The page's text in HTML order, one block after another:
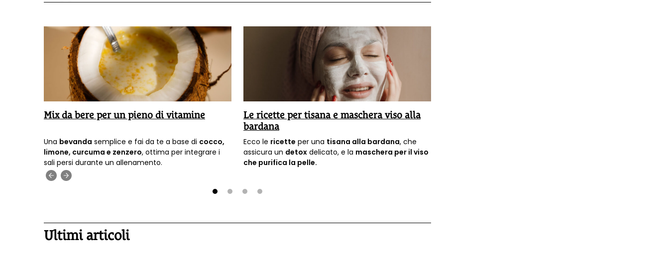
Mix da bere per un pieno di vitamine
Una bevanda semplice e fai da te a base di cocco,
limone, curcuma e zenzero, ottima per integrare i
sali persi durante un allenamento.
Le ricette per tisana e maschera viso alla
bardana
Ecco le ricette per una tisana alla bardana, che
assicura un detox delicato, e la maschera per il viso
che purifica la pelle.
Ultimi articoli